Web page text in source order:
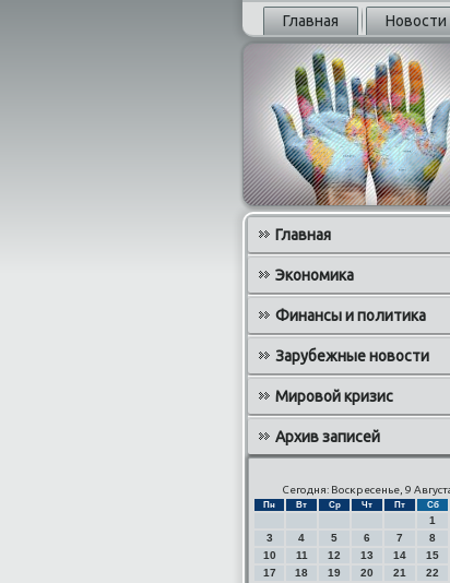
Главная Новости
Главная
Экономика
Финансы и политика
Зарубежные новости
Мировой кризис
Архив записей
Сегодня: Воскресенье, 9
Пн Вт Ср Чт Пт Сб
1
3
4 5 6 7 8
10
11 12 13 14 15
17
18 19 20 21 22